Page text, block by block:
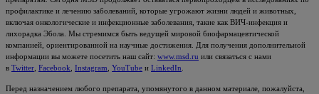
профилактике и лечению заболеваний, которые угрожают жизни людей и животных,
включая онкологические и инфекционные заболевания, такие как ВИЧ-инфекция и
лихорадка Эбола. Мы стремимся быть ведущей мировой биофармацевтической
компанией, ориентированной на научные достижения. Для получения дополнительной
информации вы можете посетить наш сайт: www.msd.ru или связаться с нами
в Twitter Facebook Instagram YouTube и LinkedIn
Перед назначением любого препарата, упомянутого в данном материале, пожалуйста,